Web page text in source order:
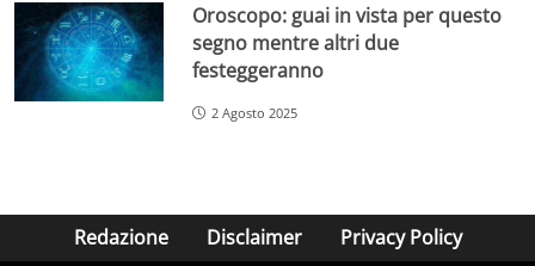
Oroscopo: guai in vista per questo
segno mentre altri due
festeggeranno
2 Agosto 2025
Redazione Disclaimer Privacy Policy